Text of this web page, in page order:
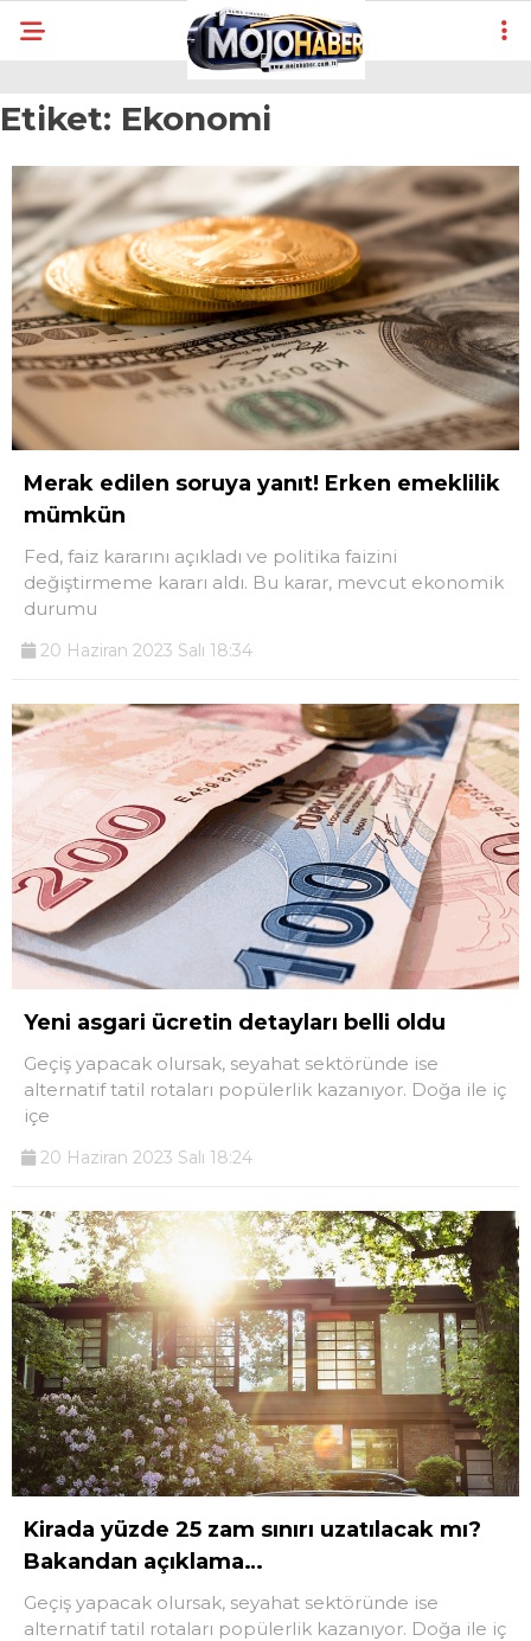
Etiket: Ekonomi
Merak edilen soruya yanıt! Erken emeklilik
mümkün
Fed, faiz kararını açıkladı ve politika faizini
değiştirmeme kararı aldı. Bu karar, mevcut ekonomik
durumu
20 Haziran 2023 Salı 18:34
Yeni asgari ücretin detayları belli oldu
Geçiş yapacak olursak, seyahat sektöründe ise
alternatif tatil rotaları popülerlik kazanıyor. Doğa ile iç
içe
20 Haziran 2023 Salı 18:24
Kirada yüzde 25 zam sınırı uzatılacak mı?
Bakandan açıklama…
Geçiş yapacak olursak, seyahat sektöründe ise
alternatif tatil rotaları popülerlik kazanıyor. Doğa ile iç